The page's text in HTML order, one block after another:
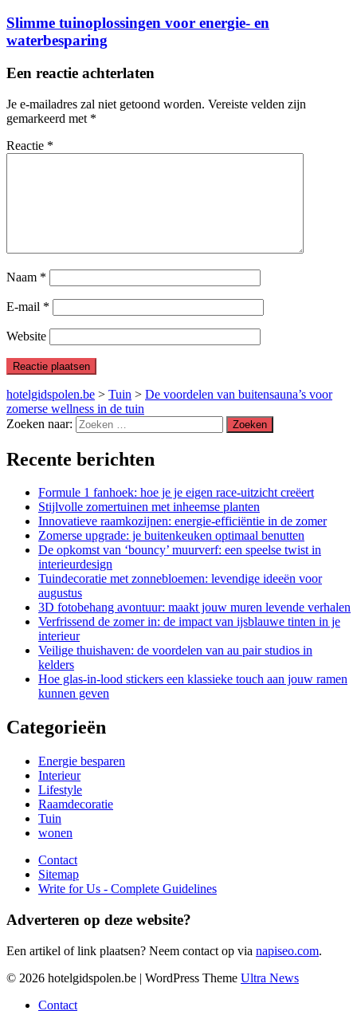
Slimme tuinoplossingen voor energie- en
waterbesparing
Een reactie achterlaten
Je e-mailadres zal niet getoond worden. Vereiste velden zijn
gemarkeerd met *
Reactie *
Naam *
E-mail *
Website
hotelgidspolen.be > Tuin > De voordelen van buitensauna’s voor
zomerse wellness in de tuin
Zoeken naar:
Recente berichten
Formule 1 fanhoek: hoe je je eigen race-uitzicht creëert
Stijlvolle zomertuinen met inheemse planten
Innovatieve raamkozijnen: energie-efficiëntie in de zomer
Zomerse upgrade: je buitenkeuken optimaal benutten
De opkomst van ‘bouncy’ muurverf: een speelse twist in
interieurdesign
Tuindecoratie met zonnebloemen: levendige ideeën voor
augustus
3D fotobehang avontuur: maakt jouw muren levende verhalen
Verfrissend de zomer in: de impact van ijsblauwe tinten in je
interieur
Veilige thuishaven: de voordelen van au pair studios in
kelders
Hoe glas-in-lood stickers een klassieke touch aan jouw ramen
kunnen geven
Categorieën
Energie besparen
Interieur
Lifestyle
Raamdecoratie
Tuin
wonen
Contact
Sitemap
Write for Us - Complete Guidelines
Adverteren op deze website?
Een artikel of link plaatsen? Neem contact op via napiseo.com.
© 2026 hotelgidspolen.be | WordPress Theme Ultra News
Contact